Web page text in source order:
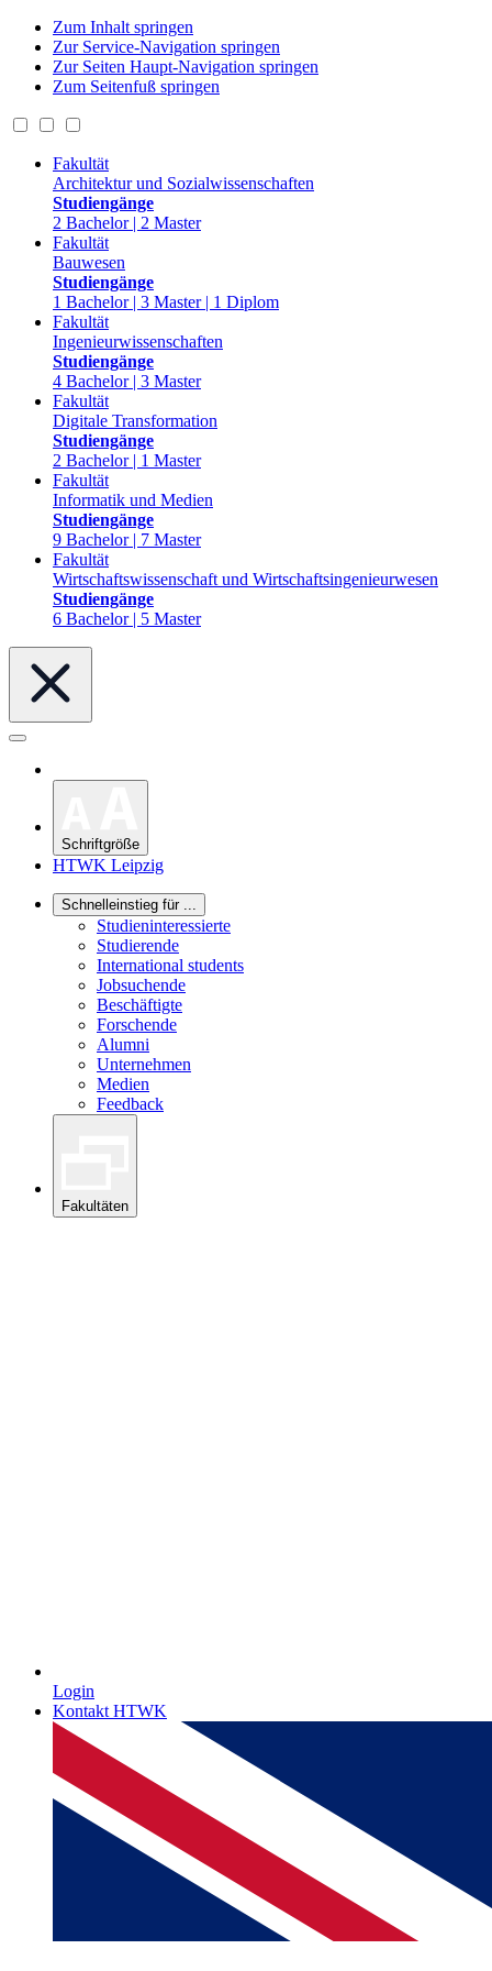
Zum Inhalt springen
Zur Service-Navigation springen
Zur Seiten Haupt-Navigation springen
Zum Seitenfuß springen
Fakultät
Architektur und Sozialwissenschaften
Studiengänge
2 Bachelor | 2 Master
Fakultät
Bauwesen
Studiengänge
1 Bachelor | 3 Master | 1 Diplom
Fakultät
Ingenieurwissenschaften
Studiengänge
4 Bachelor | 3 Master
Fakultät
Digitale Transformation
Studiengänge
2 Bachelor | 1 Master
Fakultät
Informatik und Medien
Studiengänge
9 Bachelor | 7 Master
Fakultät
Wirtschaftswissenschaft und Wirtschaftsingenieurwesen
Studiengänge
6 Bachelor | 5 Master
Schriftgröße
HTWK Leipzig
Schnelleinstieg für ...
Studieninteressierte
Studierende
International students
Jobsuchende
Beschäftigte
Forschende
Alumni
Unternehmen
Medien
Feedback
Fakultäten
Login
Kontakt HTWK